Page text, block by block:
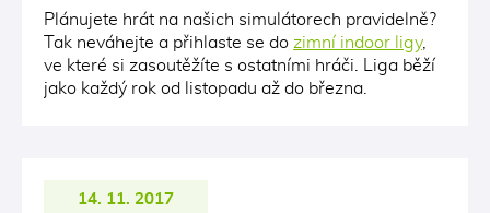
Plánujete hrát na našich simulátorech pravidelně?
Tak neváhejte a přihlaste se do zimní indoor ligy,
ve které si zasoutěžíte s ostatními hráči. Liga běží
jako každý rok od listopadu až do března.
14. 11. 2017